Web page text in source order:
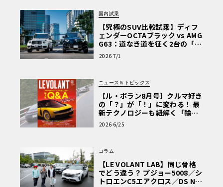
合わせて進化を続けるこのモデルが、ついに電動化を果た
したのは必然とも言えます。しかし、G580は単なる「電動
版Gクラス」ではなく、新しい価値観を打ち出した1台とし
て登場したのです。
国内試乗
【究極のSUV比較試乗】ディフ
ェンダーOCTAブラック vs AMG
G63：道なき道を征く2台の「対
極的アプローチ」
2026 7/1
ニュース＆トピックス
【ル・ボラン8月号】クルマ好き
の「？」が「！」に変わる！ 最
新テクノロジーも紐解く「輸入
車Q&A」
2026 6/25
コラム
【LE VOLANT LAB】同じ骨格
でどう違う？ プジョー5008／シ
トロエンC5エアクロス／DS Nº4